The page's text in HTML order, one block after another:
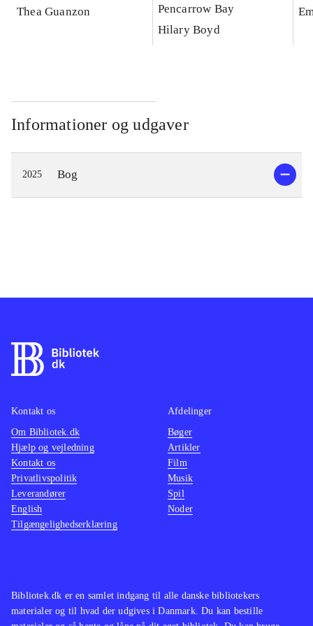
Thea Guanzon
Pencarrow Bay
Hilary Boyd
Informationer og udgaver
2025 Bog
Bibliotek.dk er en samlet indgang til alle danske bibliotekers
materialer og til hvad der udgives i Danmark. Du kan bestille
Kontakt os
Om Bibliotek.dk
Hjælp og vejledning
Kontakt os
Privatlivspolitik
Leverandører
English
Tilgængelighedserklæring
Afdelinger
Bøger
Artikler
Film
Musik
Spil
Noder